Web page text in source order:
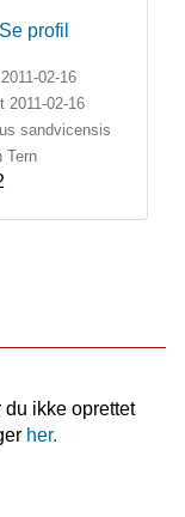
Se profil
02-16
2011-02-16
sandvicensis
Tern
ikke oprettet
her.